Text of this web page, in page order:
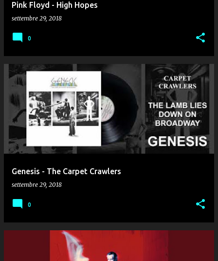
Pink Floyd - High Hopes
settembre 29, 2018
0
Genesis - The Carpet Crawlers
settembre 29, 2018
0